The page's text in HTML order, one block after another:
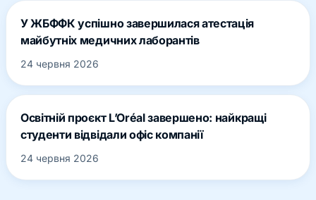
У ЖБФФК успішно завершилася атестація
майбутніх медичних лаборантів
24 червня 2026
Освітній проєкт L’Oréal завершено: найкращі
студенти відвідали офіс компанії
24 червня 2026